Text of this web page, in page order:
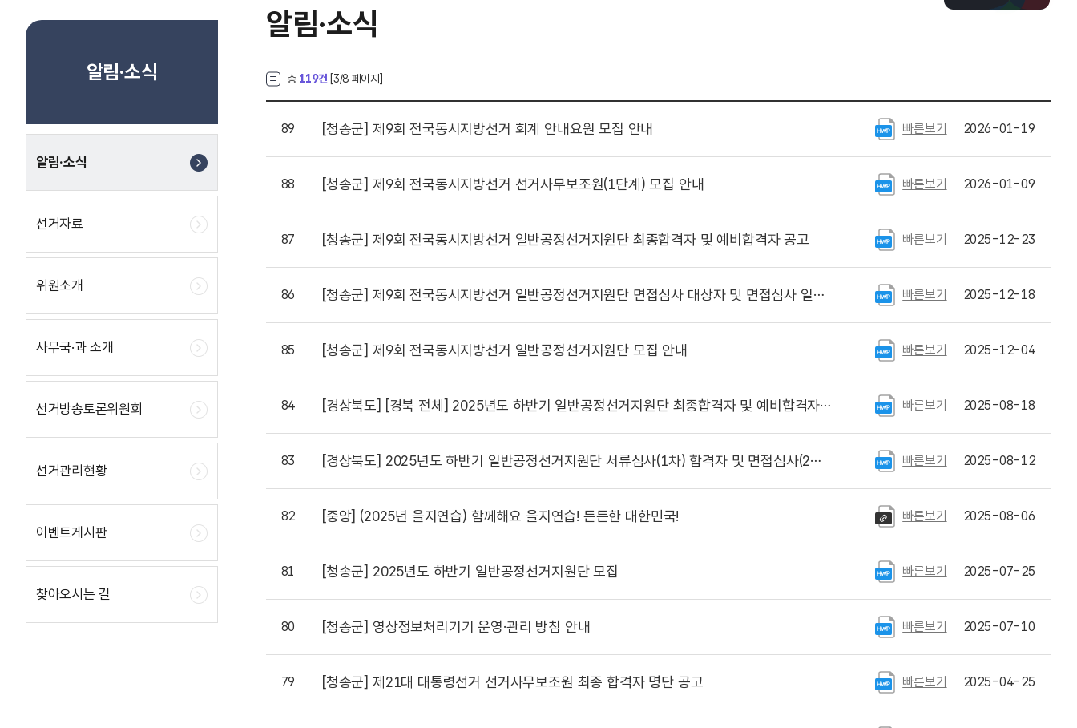
알림·소식
알림·소식
선거자료
위원소개
사무국·과 소개
선거방송토론위원회
선거관리현황
이벤트게시판
찾아오시는 길
알림·소식
총 119건 [3/8 페이지]
89 [청송군] 제9회 전국동시지방선거 회계 안내요원 모집 안내 빠른보기 2026-01-19
88 [청송군] 제9회 전국동시지방선거 선거사무보조원(1단계) 모집 안내 빠른보기 2026-01-09
87 [청송군] 제9회 전국동시지방선거 일반공정선거지원단 최종합격자 및 예비합격자 공고 빠른보기 2025-12-23
86 [청송군] 제9회 전국동시지방선거 일반공정선거지원단 면접심사 대상자 및 면접심사 일정 안내 빠른보기 2025-12-18
85 [청송군] 제9회 전국동시지방선거 일반공정선거지원단 모집 안내 빠른보기 2025-12-04
84 [경상북도] [경북 전체] 2025년도 하반기 일반공정선거지원단 최종합격자 및 예비합격자 공고 빠른보기 2025-08-18
83 [경상북도] 2025년도 하반기 일반공정선거지원단 서류심사(1차) 합격자 및 면접심사(2차) 일정 공고 빠른보기 2025-08-12
82 [중앙] (2025년 을지연습) 함께해요 을지연습! 든든한 대한민국! 빠른보기 2025-08-06
81 [청송군] 2025년도 하반기 일반공정선거지원단 모집 빠른보기 2025-07-25
80 [청송군] 영상정보처리기기 운영·관리 방침 안내 빠른보기 2025-07-10
79 [청송군] 제21대 대통령선거 선거사무보조원 최종 합격자 명단 공고 빠른보기 2025-04-25